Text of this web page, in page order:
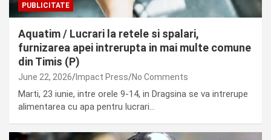
PUBLICITATE
Aquatim / Lucrari la retele si spalari,
furnizarea apei intrerupta in mai multe comune
din Timis (P)
June 22, 2026 Impact Press No Comments
Marti, 23 iunie, intre orele 9-14, in Dragsina se va intrerupe
alimentarea cu apa pentru lucrari…